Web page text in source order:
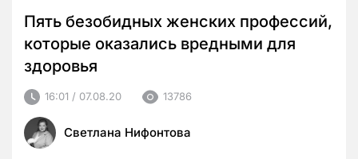
Пять безобидных женских профессий,
которые оказались вредными для
здоровья
16:01 / 07.08.20 13786
Светлана Нифонтова